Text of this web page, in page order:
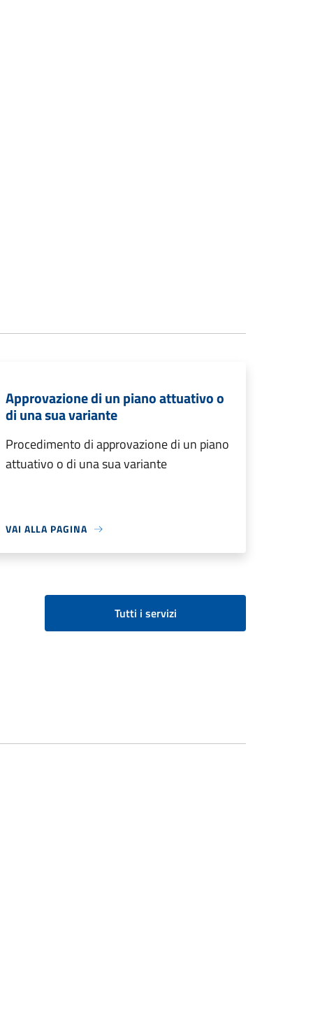
Approvazione di un piano attuativo o
di una sua variante
Procedimento di approvazione di un piano
attuativo o di una sua variante
VAI ALLA PAGINA
Tutti i servizi